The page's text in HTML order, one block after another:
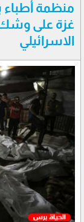
منظمة أطباء
غزة على وشك
الاسرائيلي